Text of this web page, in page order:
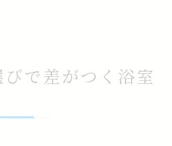
で差がつく浴室